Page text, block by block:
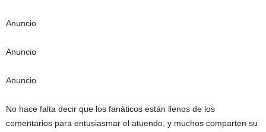
Anuncio
Anuncio
Anuncio
No hace falta decir que los fanáticos están llenos de los
comentarios para entusiasmar el atuendo, y muchos comparten su